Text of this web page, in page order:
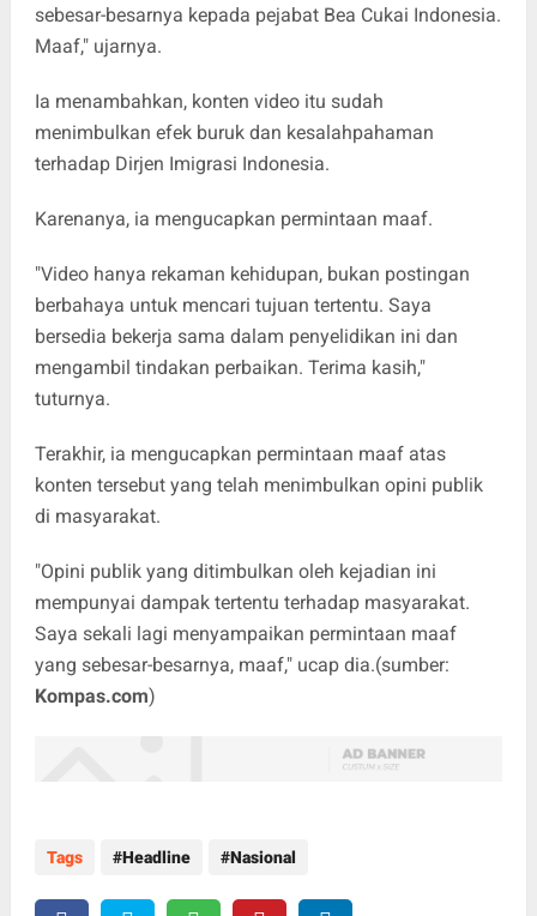
sebesar-besarnya kepada pejabat Bea Cukai Indonesia.
Maaf," ujarnya.
Ia menambahkan, konten video itu sudah
menimbulkan efek buruk dan kesalahpahaman
terhadap Dirjen Imigrasi Indonesia.
Karenanya, ia mengucapkan permintaan maaf.
"Video hanya rekaman kehidupan, bukan postingan
berbahaya untuk mencari tujuan tertentu. Saya
bersedia bekerja sama dalam penyelidikan ini dan
mengambil tindakan perbaikan. Terima kasih,"
tuturnya.
Terakhir, ia mengucapkan permintaan maaf atas
konten tersebut yang telah menimbulkan opini publik
di masyarakat.
"Opini publik yang ditimbulkan oleh kejadian ini
mempunyai dampak tertentu terhadap masyarakat.
Saya sekali lagi menyampaikan permintaan maaf
yang sebesar-besarnya, maaf," ucap dia.(sumber:
Kompas.com)
Tags Headline Nasional